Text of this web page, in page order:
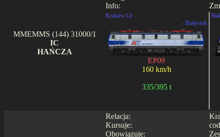
Info:
MMEMMS (144) 31000/1
IC
HAŃCZA
Kraków Gł. -
- Białystok
EP09
160 km/h
335/395 t
Relacja:
Kursuje:
Obowiązuje: